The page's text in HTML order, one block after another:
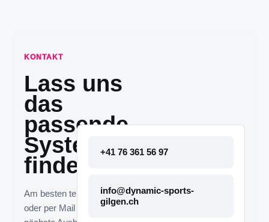
KONTAKT
Lass uns
das
passende
System
finden.
Am besten telefonisch
oder per Mail melden. Die
+41 76 361 56 97
info@dynamic-sports-
gilgen.ch